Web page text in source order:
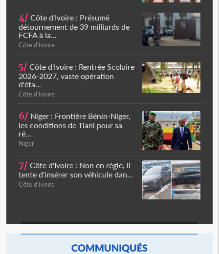
4/ Côte d'Ivoire : Présumé
détournement de 39 milliards de
FCFA à la...
Côte d'Ivoire
5/ Côte d'Ivoire : Rentrée Scolaire
2026-2027, vaste opération
d'éta...
Côte d'Ivoire
6/ Niger : Frontière Bénin-Niger,
les conditions de Tiani pour sa
ré...
Niger
7/ Côte d'Ivoire : Non en règle, il
tente d'insérer son véhicule dan...
Côte d'Ivoire
COMMUNIQUÉS